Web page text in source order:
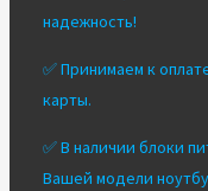
надежность!
✅ Принимаем к
карты.
✅ В наличии блоки
Вашей модели